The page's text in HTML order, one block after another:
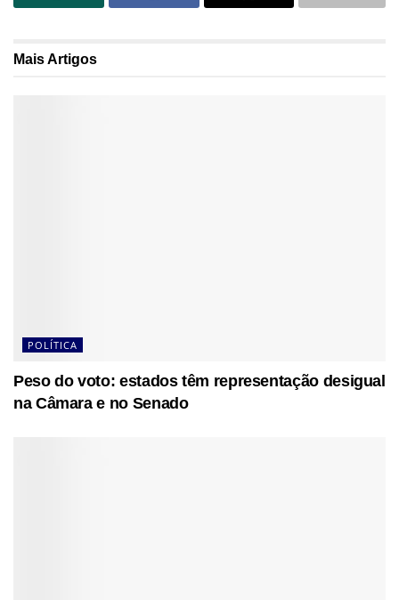
MaisArtigos
POLÍTICA
Peso do voto: estados têm representação desigual
na Câmara e no Senado